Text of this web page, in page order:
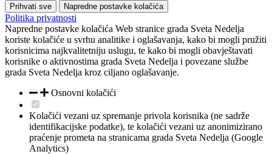
Prihvati sve Napredne postavke kolačića
Politika privatnosti
Napredne postavke kolačića Web stranice grada Sveta Nedelja
koriste kolačiće u svrhu analitike i oglašavanja, kako bi mogli pružiti
korisnicima najkvalitetniju uslugu, te kako bi mogli obavještavati
korisnike o aktivnostima grada Sveta Nedelja i povezane službe
grada Sveta Nedelja kroz ciljano oglašavanje.
Osnovni kolačići
Kolačići vezani uz spremanje privola korisnika (ne sadrže
identifikacijske podatke), te kolačići vezani uz anonimizirano
praćenje prometa na stranicama grada Sveta Nedelja (Google
Analytics)